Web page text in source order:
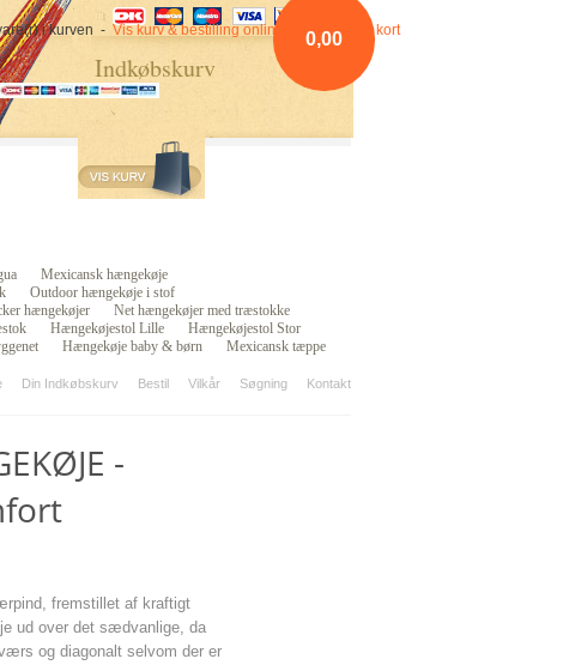
Indkøbskurv
i kurven -Vis kurv & bestilling online betaling med kort
0,00
Mexicansk hængekøje
Outdoor hængekøje i stof
hængekøjer
Net hængekøjer med træstokke
Hængekøjestol Lille
Hængekøjestol Stor
Hængekøje baby & børn
Mexicansk tæppe
Din Indkøbskurv Bestil Vilkår Søgning Kontakt
-
fremstillet af kraftigt
ud over det sædvanlige, da
og diagonalt selvom der er